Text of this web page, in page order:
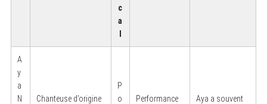
c
a
A
y
a
N
Chanteuse d’origine
P
o
Performance
Aya a souvent